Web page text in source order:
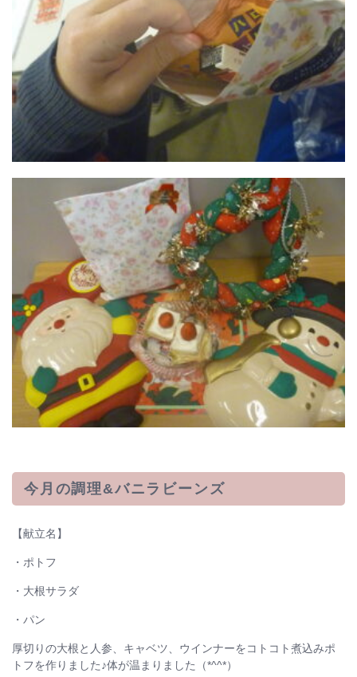
今月の調理&バニラビーンズ
【献立名】
・ポトフ
・大根サラダ
・パン
厚切りの大根と人参、キャベツ、ウインナーをコトコト煮込みポ
トフを作りました♪体が温まりました（*^^*）